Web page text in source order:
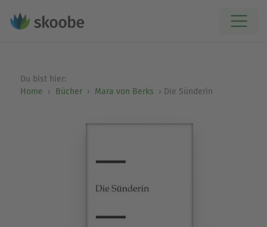
Du bist hier:
Home
Bücher Mara von Berks Die Sünderin